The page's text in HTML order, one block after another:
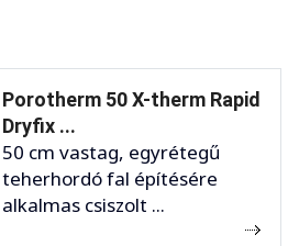
Porotherm 50 X-therm Rapid
Dryfix ...
50 cm vastag, egyrétegű
teherhordó fal építésére
alkalmas csiszolt ...